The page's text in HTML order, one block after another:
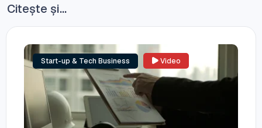
Citește și...
Start-up & Tech Business Video